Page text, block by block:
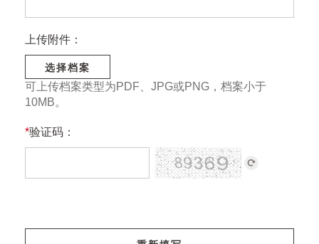
上传附件：
选择档案
可上传档案类型为PDF、JPG或PNG，档案小于
10MB。
*验证码：